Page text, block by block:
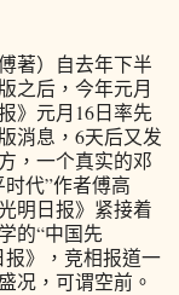
著）自去年下半
之后，今年元月
》元月16日率先
消息，6天后又发
，一个真实的邓
代”作者傅高
明日报》紧接着
的“中国先
》，竞相报道一
况，可谓空前。